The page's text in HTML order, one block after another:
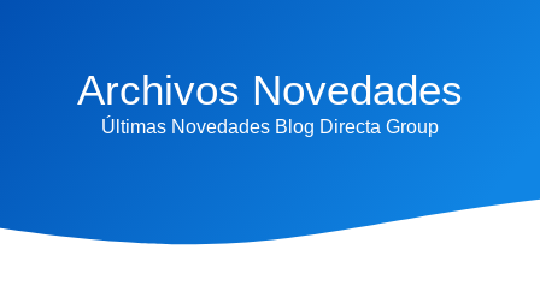
Archivos Novedades
Últimas Novedades Blog Directa Group